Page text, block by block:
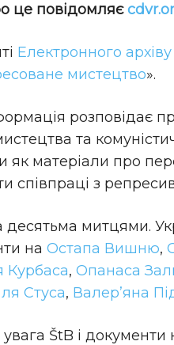
це повідомляє
Електронного
мистецтво».
розповідає
та
як матеріали про
співпраці з
митцями.
на Остапа Вишню,
Курбаса, Опанаса
Стуса, Валер’яна
ŠtB і документи